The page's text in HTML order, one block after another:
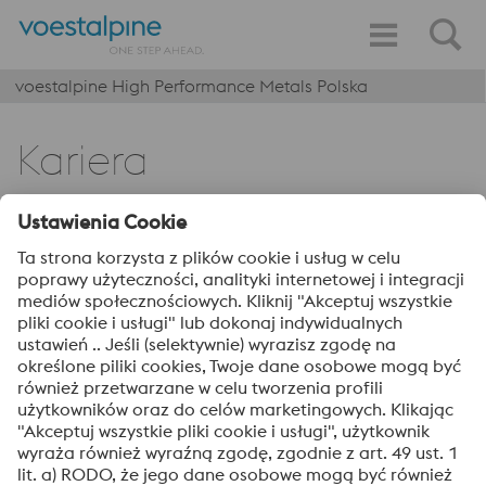
voestalpine High Performance Metals Polska
Kariera
Aktualnie nie poszukujemy nowych
Klauzula informacyjna dla kandydatów do pracy
MSWORD | 1,69 MB
vHPMPL_2024_Klauzula informacyjna dla
kandydatów do pracyPDF | 31 KB